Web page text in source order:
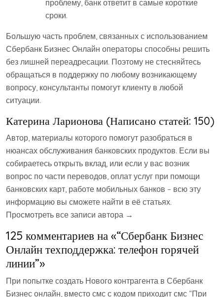
проблему, банк ответит в самые короткие
сроки.
Большую часть проблем, связанных с использованием
Сбербанк Бизнес Онлайн операторы способны решить
без лишней переадресации. Поэтому не стесняйтесь
обращаться в поддержку по любому возникающему
вопросу, консультанты помогут клиенту в любой
ситуации.
Катерина Ларионова (Написано статей: 150)
Автор, материалы которого помогут разобраться в
нюансах обслуживания банковских продуктов. Если вы
собираетесь открыть вклад, или если у вас возник
вопрос по части переводов, оплат услуг при помощи
банковских карт, работе мобильных банков – всю эту
информацию вы сможете найти в её статьях.
Просмотреть все записи автора →
125 комментариев на «“Сбербанк Бизнес
Онлайн техподдержка: телефон горячей
линии”»
При попытке создать Нового контрагента в Сбербанк
Бизнес онлайн, вместо смс с кодом приходит смс “При